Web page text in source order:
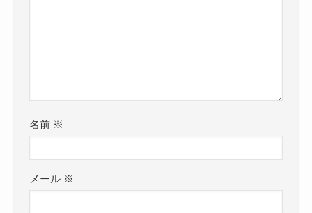
名前 ※
メール ※